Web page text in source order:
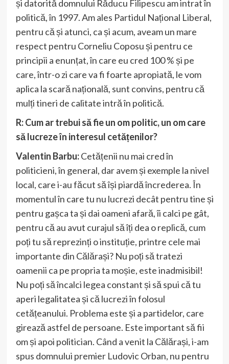
și datorită domnului Răducu Filipescu am intrat în
politică, în 1997. Am ales Partidul Național Liberal,
pentru că și atunci, ca și acum, aveam un mare
respect pentru Corneliu Coposu și pentru ce
principii a enunțat, în care eu cred 100 % și pe
care, într-o zi care va fi foarte apropiată, le vom
aplica la scară națională, sunt convins, pentru că
mulți tineri de calitate intră în politică.
R: Cum ar trebui să fie un om politic, un om care
să lucreze în interesul cetățenilor?
Valentin Barbu:Cetățenii nu mai cred în
politicieni, în general, dar avem și exemple la nivel
local, care i-au făcut să își piardă încrederea. În
momentul în care tu nu lucrezi decât pentru tine și
pentru gașca ta și dai oameni afară, îi calci pe gât,
pentru că au avut curajul să îți dea o replică, cum
poți tu să reprezinți o instituție, printre cele mai
importante din Călărași? Nu poți să tratezi
oamenii ca pe propria ta moșie, este inadmisibil!
Nu poți să încalci legea constant și să spui că tu
aperi legalitatea și că lucrezi în folosul
cetățeanului. Problema este și a partidelor, care
girează astfel de persoane. Este important să fii
om și apoi politician. Când a venit la Călărași, i-am
spus domnului premier Ludovic Orban, nu pentru